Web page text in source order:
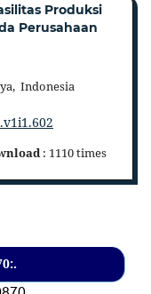
Produksi
Perusahaan
Indonesia
: 1110 times